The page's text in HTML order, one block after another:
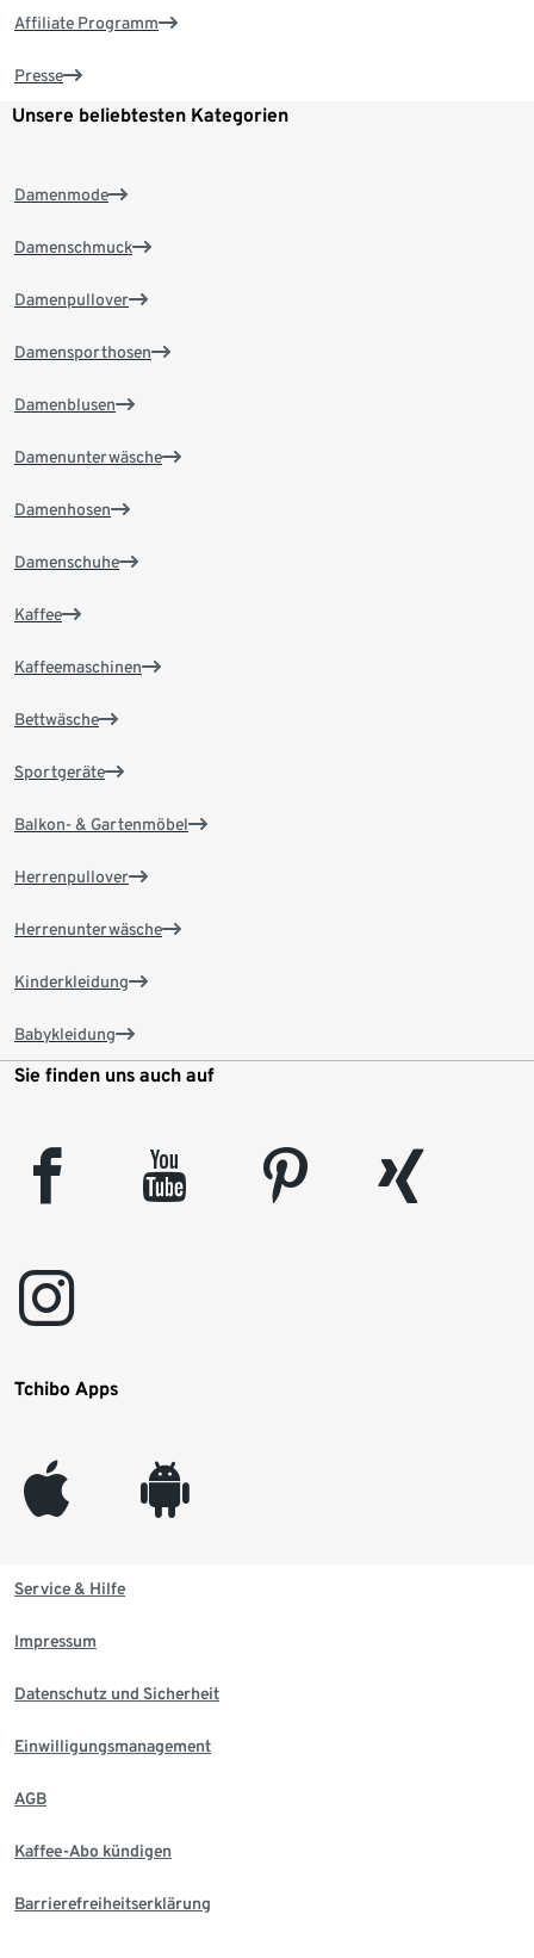
Affiliate Programm
Presse
Unsere beliebtesten Kategorien
Damenmode
Damenschmuck
Damenpullover
Damensporthosen
Damenblusen
Damenunterwäsche
Damenhosen
Damenschuhe
Kaffee
Kaffeemaschinen
Bettwäsche
Sportgeräte
Balkon- & Gartenmöbel
Herrenpullover
Herrenunterwäsche
Kinderkleidung
Babykleidung
Sie finden uns auch auf
facebook youtube pinterest
xing
instagram
Tchibo Apps
appleinc android
Service & Hilfe
Impressum
Datenschutz und Sicherheit
Einwilligungsmanagement
AGB
Kaffee-Abo kündigen
Barrierefreiheitserklärung